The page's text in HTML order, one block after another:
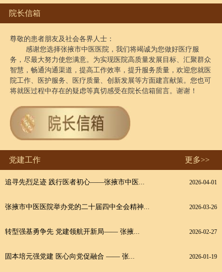
院长信箱
尊敬的患者朋友及社会各界人士：
务，尽最大努力使您满意。为实现医院高质量发展目标、汇聚群众
智慧，畅通沟通渠道，提高工作效率，提升服务质量，欢迎您就医
院工作、医护服务、医疗质量、创新发展等方面建言献策。您也可
将就医过程中存在的疑虑等真切感受在院长信箱留言。谢谢！
党建工作 更多>>
追寻先烈足迹 践行医者初心——张掖市中医... 2026-04-01
张掖市中医医院举办党的二十届四中全会精神... 2026-03-26
转型强基勇争先 党建领航开新局—— 张掖... 2026-02-27
固本培元强党建 医心向党促融合 —— 张... 2026-01-19